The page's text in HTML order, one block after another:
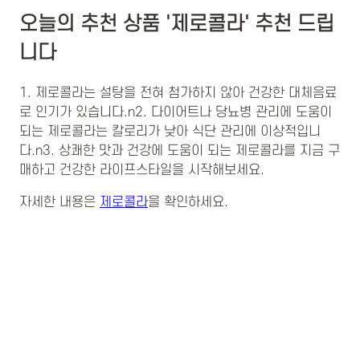
오늘의 추천 상품 '제로콜라' 추천 드립
니다
1. 제로콜라는 설탕을 전혀 첨가하지 않아 건강한 대체음료
로 인기가 있습니다.n2. 다이어트나 당뇨병 관리에 도움이
되는 제로콜라는 칼로리가 낮아 식단 관리에 이상적입니
다.n3. 상쾌한 맛과 건강에 도움이 되는 제로콜라를 지금 구
매하고 건강한 라이프스타일을 시작해보세요.
자세한 내용은 제로콜라을 확인하세요.